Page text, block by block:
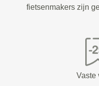
fietsenmakers zijn
Vaste